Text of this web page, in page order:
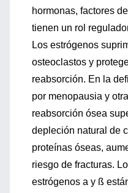
hormonas, factores
tienen un rol
Los estrógenos
osteoclastos y
reabsorción. En la
por menopausia y
reabsorción ósea
depleción natural de
proteínas óseas,
riesgo de fracturas.
estrógenos a y ß